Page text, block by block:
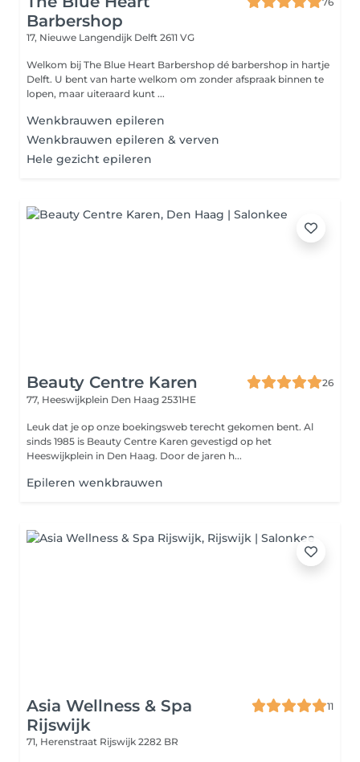
Barbershop
17, Nieuwe Langendijk Delft 2611 VG
Welkom bij The Blue Heart Barbershop dé barbershop in hartje
Delft. U bent van harte welkom om zonder afspraak binnen te
lopen, maar uiteraard kunt ...
Wenkbrauwen epileren
Wenkbrauwen epileren & verven
Hele gezicht epileren
Beauty Centre Karen
26
77, Heeswijkplein Den Haag 2531HE
Leuk dat je op onze boekingsweb terecht gekomen bent. Al
sinds 1985 is Beauty Centre Karen gevestigd op het
Heeswijkplein in Den Haag. Door de jaren h...
Epileren wenkbrauwen
Asia Wellness & Spa
Rijswijk
11
71, Herenstraat Rijswijk 2282 BR